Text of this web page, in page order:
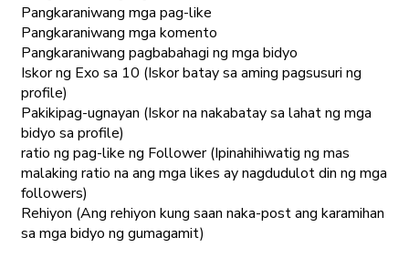
Pangkaraniwang mga pag-like
Pangkaraniwang mga komento
Pangkaraniwang pagbabahagi ng mga bidyo
Iskor ng Exo sa 10 (Iskor batay sa aming pagsusuri ng
profile)
Pakikipag-ugnayan (Iskor na nakabatay sa lahat ng mga
bidyo sa profile)
ratio ng pag-like ng Follower (Ipinahihiwatig ng mas
malaking ratio na ang mga likes ay nagdudulot din ng mga
followers)
Rehiyon (Ang rehiyon kung saan naka-post ang karamihan
sa mga bidyo ng gumagamit)